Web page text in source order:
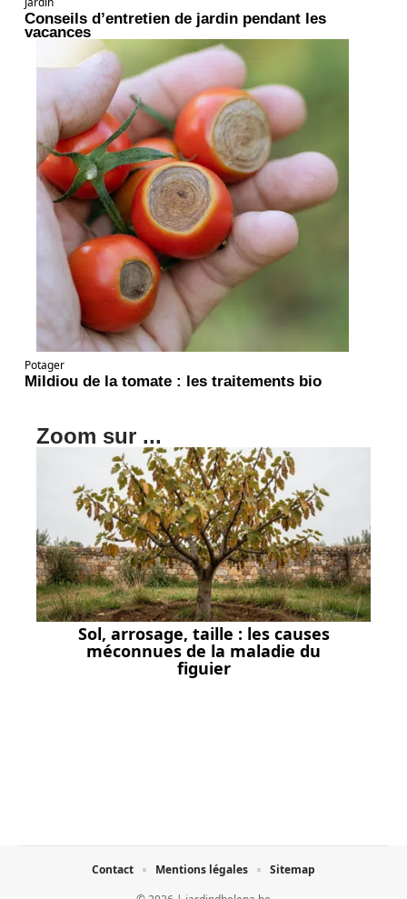
Conseils d’entretien de jardin pendant les
vacances
Potager
Mildiou de la tomate : les traitements bio
Zoom sur ...
Sol, arrosage, taille : les causes
méconnues de la maladie du
figuier
Contact Mentions légales Sitemap